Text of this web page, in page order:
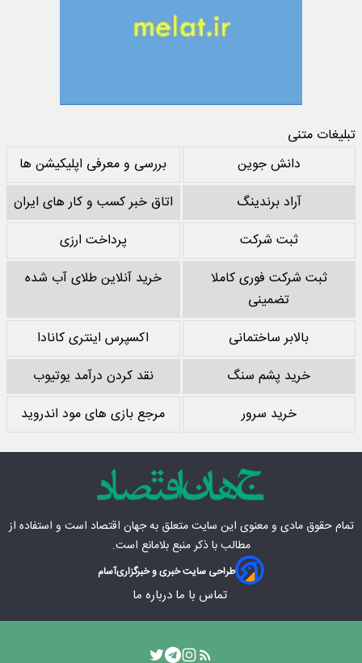
تبلیغات متنی
دانش جوین
بررسی و معرفی اپلیکیشن ها
آراد برندینگ
اتاق خبر کسب و کار های ایران
ثبت شرکت
پرداخت ارزی
ثبت شرکت فوری کاملا
تضمینی
خرید آنلاین طلای آب شده
بالابر ساختمانی
اکسپرس اینتری کانادا
خرید پشم سنگ
نقد کردن درآمد یوتیوب
خرید سرور
مرجع بازی های مود اندروید
تمام حقوق مادی‌ و معنوی این سایت متعلق بهجهان اقتصاد است و استفاده از
مطالب با ذکر منبع بلامانع است.
طراحی سایت خبری و خبرگزاریآسام
تماس با ما درباره ما